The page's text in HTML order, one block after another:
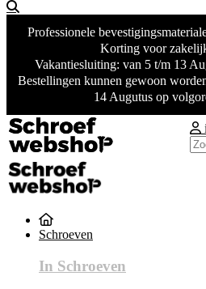
Professionele
Korting voor
Vakantiesluiting: van 5 t/m 13
Bestellingen kunnen gewoon
14 Augutus op
Schroeven
In Schroeven